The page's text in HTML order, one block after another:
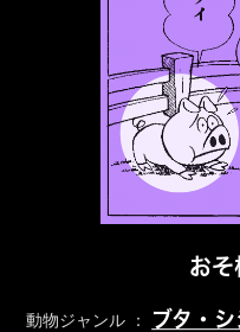
おそ
動物ジャンル ： ブタ・シ